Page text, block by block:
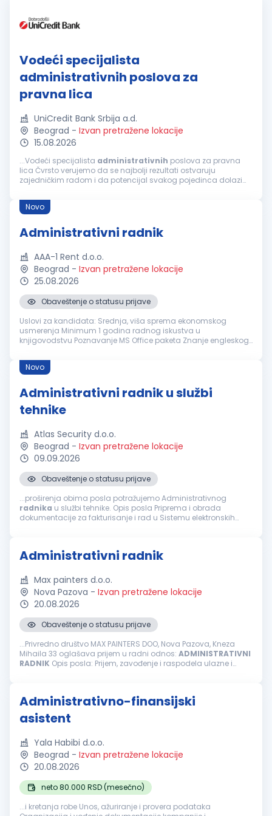
Vodeći specijalista
administrativnih poslova za
pravna lica
UniCredit Bank Srbija a.d.
Beograd - Izvan pretražene lokacije
15.08.2026
...Vodeći specijalista administrativnih poslova za pravna
lica Čvrsto verujemo da se najbolji rezultati ostvaruju
zajedničkim radom i da potencijal svakog pojedinca dolazi
saradnju. Naš fokus...
Novo
Administrativni radnik
AAA-1 Rent d.o.o.
Beograd - Izvan pretražene lokacije
25.08.2026
Obaveštenje o statusu prijave
Uslovi za kandidata: Srednja, viša sprema ekonomskog
usmerenja Minimum 1 godina radnog iskustva u
knjigovodstvu Poznavanje MS Office paketa Znanje engleskog
dokumentacije i arhiviranje...
Novo
Administrativni radnik u službi
tehnike
Atlas Security d.o.o.
Beograd - Izvan pretražene lokacije
09.09.2026
Obaveštenje o statusu prijave
...proširenja obima posla potražujemo Administrativnog
radnika u službi tehnike. Opis posla Priprema i obrada
dokumentacije za fakturisanje i rad u Sistemu elektronskih
Administrativni radnik
Max painters d.o.o.
Nova Pazova - Izvan pretražene lokacije
20.08.2026
Obaveštenje o statusu prijave
...Privredno društvo MAX PAINTERS DOO, Nova Pazova, Kneza
Mihaila 33 oglašava prijem u radni odnos: ADMINISTRATIVNI
RADNIK Opis posla: Prijem, zavođenje i raspodela ulazne i
Administrativno-finansijski
asistent
Yala Habibi d.o.o.
Beograd - Izvan pretražene lokacije
20.08.2026
neto 80.000 RSD (mesečno)
...i kretanja robe Unos, ažuriranje i provera podataka